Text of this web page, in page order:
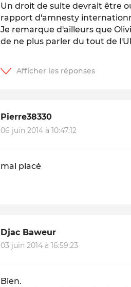
Un droit de suite devrait être
rapport d'amnesty
Je remarque d'ailleurs que
de ne plus parler du tout de
Pierre38330
06 juin 2014 à 10:47:12
mal placé
Djac Baweur
03 juin 2014 à 16:59:23
Bien.